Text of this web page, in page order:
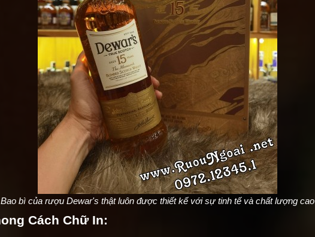
Bao bì của rượu Dewar's thật luôn được thiết kế với sự tinh tế và chất lượng cao
Cách Chữ In: